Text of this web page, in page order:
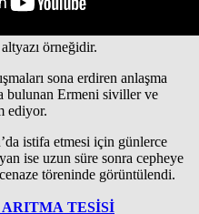
örneğidir.
sona erdiren anlaşma
bulunan Ermeni siviller ve
ediyor.
istifa etmesi için günlerce
ise uzun süre sonra cepheye
töreninde görüntülendi.
TESİSİ